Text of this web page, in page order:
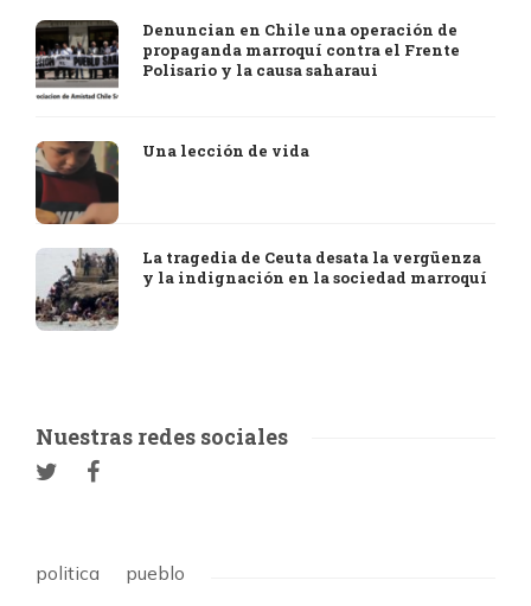
Denuncian en Chile una operación de
propaganda marroquí contra el Frente
Polisario y la causa saharaui
Una lección de vida
La tragedia de Ceuta desata la vergüenza
y la indignación en la sociedad marroquí
Nuestras redes sociales
politica pueblo